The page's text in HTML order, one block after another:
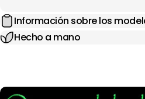
Información sobre los
Hecho a mano